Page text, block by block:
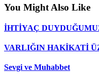
You Might Also Like
İHTİYAÇ
VARLIĞIN HAKİKATİ
Sevgi ve Muhabbet